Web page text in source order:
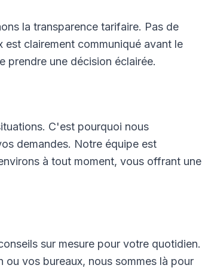
la transparence tarifaire. Pas de
clairement communiqué avant le
prendre une décision éclairée.
C'est pourquoi nous
demandes. Notre équipe est
à tout moment, vous offrant une
sur mesure pour votre quotidien.
ou vos bureaux, nous sommes là pour